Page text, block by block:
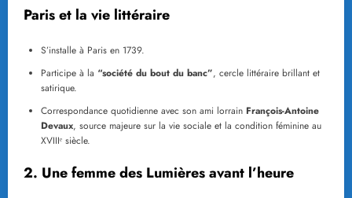
Paris et la vie littéraire
S’installe à Paris en 1739.
Participe à la “société du bout du banc”, cercle littéraire brillant et
satirique.
Correspondance quotidienne avec son ami lorrain François-Antoine
Devaux, source majeure sur la vie sociale et la condition féminine au
XVIIIᵉ siècle.
2. Une femme des Lumières avant l’heure